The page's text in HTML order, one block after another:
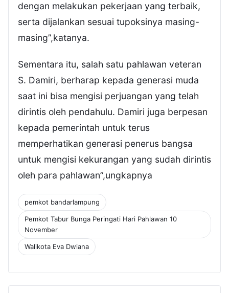
dengan melakukan pekerjaan yang terbaik,
serta dijalankan sesuai tupoksinya masing-
masing”,katanya.
Sementara itu, salah satu pahlawan veteran
S. Damiri, berharap kepada generasi muda
saat ini bisa mengisi perjuangan yang telah
dirintis oleh pendahulu. Damiri juga berpesan
kepada pemerintah untuk terus
memperhatikan generasi penerus bangsa
untuk mengisi kekurangan yang sudah dirintis
oleh para pahlawan”,ungkapnya
pemkot bandarlampung
Pemkot Tabur Bunga Peringati Hari Pahlawan 10
November
Walikota Eva Dwiana